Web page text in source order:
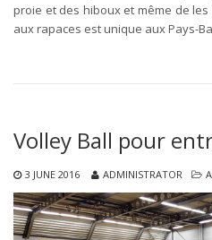
proie et des hiboux et même de
aux rapaces est unique aux Pays-
Volley Ball pour
3 JUNE 2016 ADMINISTRATOR